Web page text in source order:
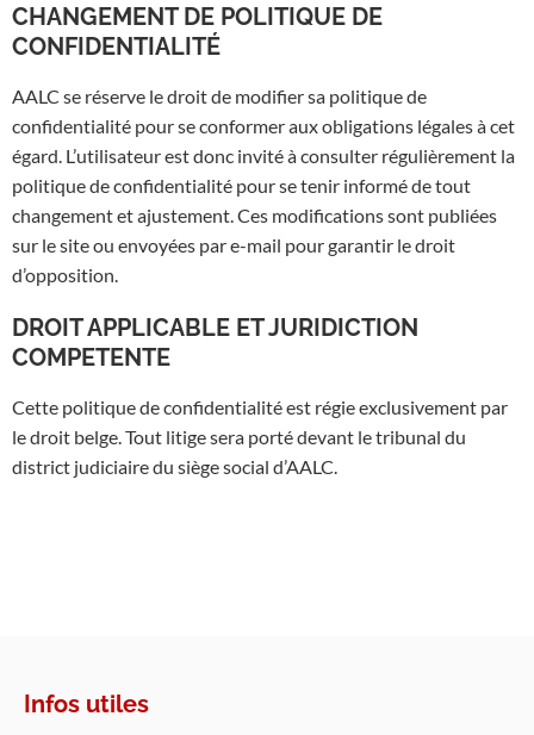
CHANGEMENT DE POLITIQUE DE
CONFIDENTIALITÉ
AALC se réserve le droit de modifier sa politique de
confidentialité pour se conformer aux obligations légales à cet
égard. L’utilisateur est donc invité à consulter régulièrement la
politique de confidentialité pour se tenir informé de tout
changement et ajustement. Ces modifications sont publiées
sur le site ou envoyées par e-mail pour garantir le droit
d’opposition.
DROIT APPLICABLE ET JURIDICTION
COMPETENTE
Cette politique de confidentialité est régie exclusivement par
le droit belge. Tout litige sera porté devant le tribunal du
district judiciaire du siège social d’AALC.
Infos utiles